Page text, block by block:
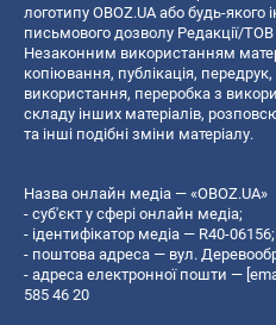
логотипу OBOZ.UA або будь-якого
письмового дозволу Редакції/
Незаконним використанням
копiювання, публiкацiя,
використання, переробка з
складу інших матеріалів,
та інші подібні зміни матеріалу.
Назва онлайн медіа — «OBOZ.UA»
- суб'єкт у сфері онлайн медіа;
- ідентифікатор медіа — R40-06156;
- поштова адреса — вул.
- адреса електронної пошти —
585 46 20